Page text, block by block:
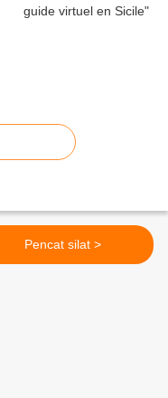
Pencat silat >